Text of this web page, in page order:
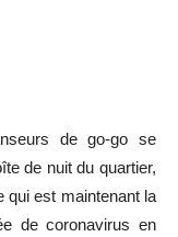
de go-go se
de nuit du quartier,
qui est maintenant la
de coronavirus en